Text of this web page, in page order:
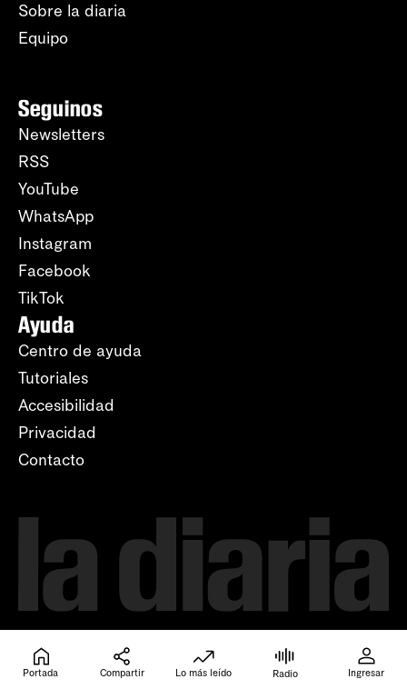
Sobre la diaria
Equipo
Seguinos
Newsletters
RSS
YouTube
WhatsApp
Instagram
Facebook
TikTok
Ayuda
Centro de ayuda
Tutoriales
Accesibilidad
Privacidad
Contacto
Portada Compartir Lo más leído Radio Ingresar